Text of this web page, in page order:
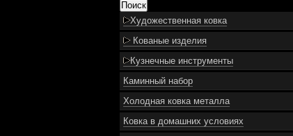
Художественная ковка
Кованые изделия
Кузнечные инструменты
Каминный набор
Холодная ковка металла
Ковка в домашних условиях